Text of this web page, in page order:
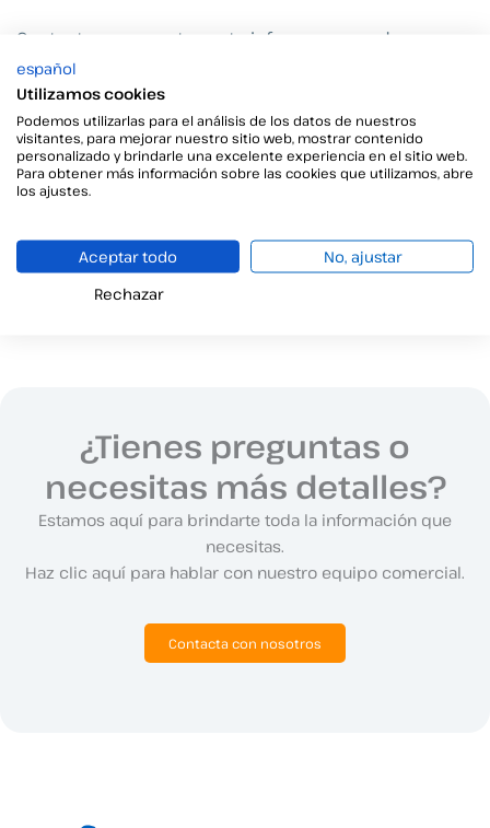
Contacta con nosotros y te informaremos de
nuestros productos y soluciones de firma
electrónica.
¿Tienes preguntas o
necesitas más detalles?
Estamos aquí para brindarte toda la información que
necesitas.
Haz clic aquí para hablar con nuestro equipo comercial.
Contacta con nosotros
español
Utilizamos cookies
Podemos utilizarlas para el análisis de los datos de nuestros
visitantes, para mejorar nuestro sitio web, mostrar contenido
personalizado y brindarle una excelente experiencia en el sitio web.
Para obtener más información sobre las cookies que utilizamos, abre
los ajustes.
Aceptar todo
No, ajustar
Rechazar